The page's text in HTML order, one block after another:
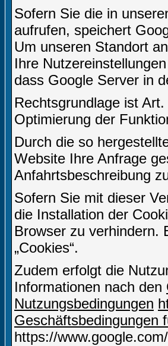
Sofern Sie die in
aufrufen, speichert
Um unseren Standort
Ihre
dass Google Server in
Rechtsgrundlage ist
Optimierung der
Durch die so
Website Ihre Anfrage
Anfahrtsbeschreibung
Sofern Sie mit dieser
die Installation der
Browser zu verhindern.
„Cookies“.
Zudem erfolgt die
Informationen nach den
Nutzungsbedingungen
Geschäftsbedingungen
https://